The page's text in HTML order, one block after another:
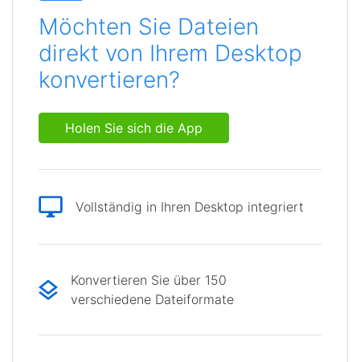
Möchten Sie Dateien
direkt von Ihrem Desktop
konvertieren?
Holen Sie sich die App
Vollständig in Ihren Desktop integriert
Konvertieren Sie über 150
verschiedene Dateiformate